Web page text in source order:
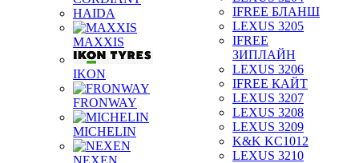
HAIDA
MAXXIS
IKON
FRONWAY
MICHELIN
NEXEN
IFREE БЛАНШ
LEXUS 3205
IFREE
ЗИПЛАЙН
LEXUS 3206
IFREE КАЙТ
LEXUS 3207
LEXUS 3208
LEXUS 3209
K&K KC1012
LEXUS 3210